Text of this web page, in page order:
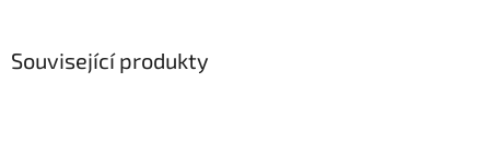
Související produkty